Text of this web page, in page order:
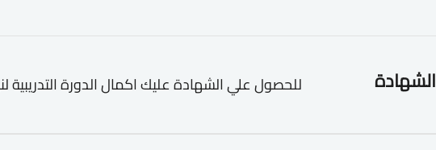
الشهادة للحصول علي الشهادة عليك اكمال الدورة التدريبية